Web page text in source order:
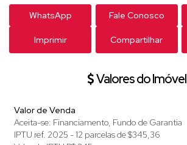
WhatsApp Fale Conosco
Imprimir Compartilhar
Valores do Imóvel
Valor de Venda
Aceita-se: Financiamento, Fundo de Garantia
IPTU ref. 2025 - 12 parcelas de $345,36